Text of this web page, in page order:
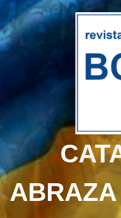
Skip
to
the
content